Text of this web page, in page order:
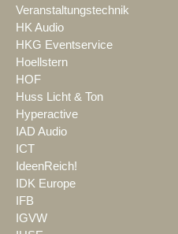
Veranstaltungstechnik
HK Audio
HKG Eventservice
Hoellstern
HOF
Huss Licht & Ton
Hyperactive
IAD Audio
ICT
IdeenReich!
IDK Europe
IFB
IGVW